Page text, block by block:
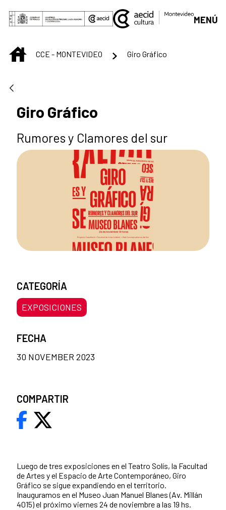
Skip to Main Content
MENÚ
INICIOCCE - MONTEVIDEO Giro Gráfico
Giro Gráfico
Rumores y Clamores del sur
Luego de tres exposiciones en el Teatro Solís, la Facultad
de Artes y el Espacio de Arte Contemporáneo, Giro
Gráfico se sigue expandiendo en el territorio.
Inauguramos en el Museo Juan Manuel Blanes (Av. Millán
4015) el próximo viernes 24 de noviembre a las 19 hs.
CATEGORÍA
EXPOSICIONES
FECHA
30 NOVEMBER 2023
COMPARTIR